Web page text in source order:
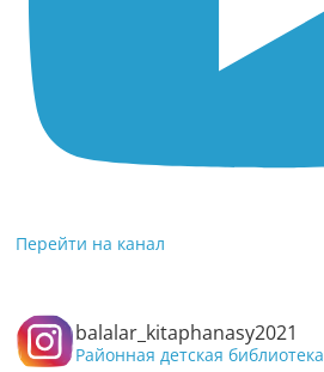
Перейти на канал
balalar_kitaphanasy2021
Районная детская библиотека